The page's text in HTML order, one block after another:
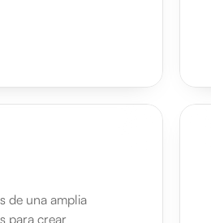
de una amplia
para crear